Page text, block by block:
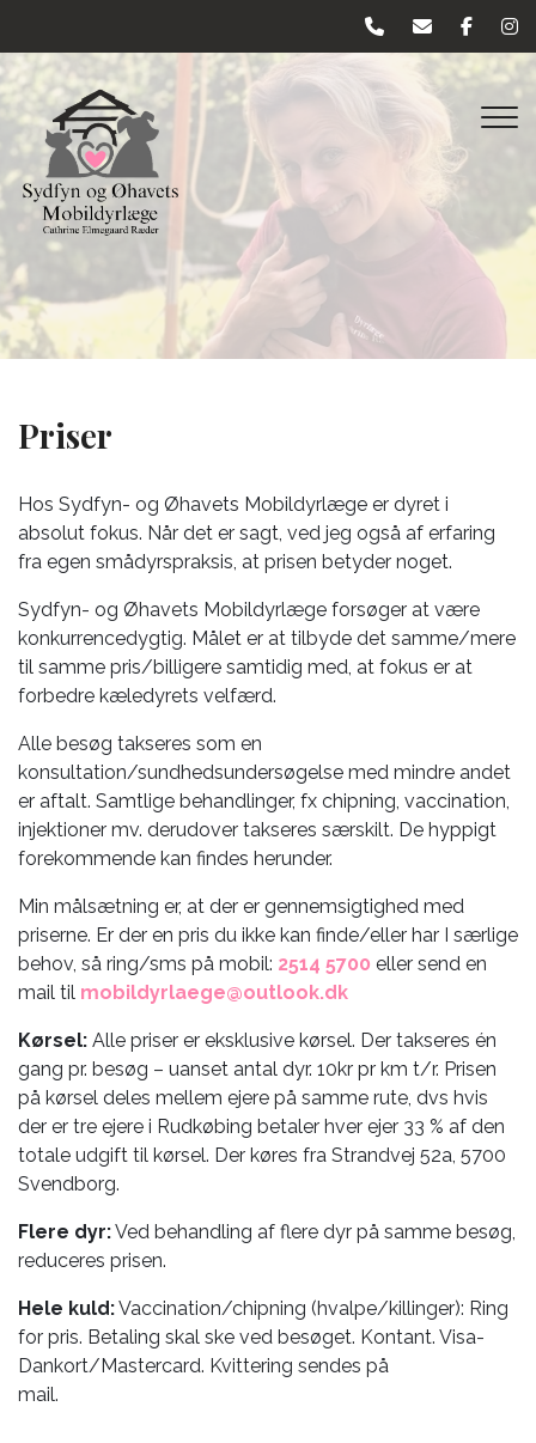
hovedindhold
Priser
Hos Sydfyn- og Øhavets Mobildyrlæge er dyret i
absolut fokus. Når det er sagt, ved jeg også af erfaring
fra egen smådyrspraksis, at prisen betyder noget.
Sydfyn- og Øhavets Mobildyrlæge forsøger at være
konkurrencedygtig. Målet er at tilbyde det samme/mere
til samme pris/billigere samtidig med, at fokus er at
forbedre kæledyrets velfærd.
Alle besøg takseres som en
konsultation/sundhedsundersøgelse med mindre andet
er aftalt. Samtlige behandlinger, fx chipning, vaccination,
injektioner mv. derudover takseres særskilt. De hyppigt
forekommende kan findes herunder.
Min målsætning er, at der er gennemsigtighed med
priserne. Er der en pris du ikke kan finde/eller har I særlige
behov, så ring/sms på mobil: 2514 5700 eller send en
mail til mobildyrlaege@outlook.dk
Kørsel: Alle priser er eksklusive kørsel. Der takseres én
gang pr. besøg – uanset antal dyr. 10kr pr km t/r. Prisen
på kørsel deles mellem ejere på samme rute, dvs hvis
der er tre ejere i Rudkøbing betaler hver ejer 33 % af den
totale udgift til kørsel. Der køres fra Strandvej 52a, 5700
Svendborg.
Flere dyr:Ved behandling af flere dyr på samme besøg,
reduceres prisen.
Hele kuld:Vaccination/chipning (hvalpe/killinger): Ring
for pris. Betaling skal ske ved besøget. Kontant. Visa-
Dankort/Mastercard. Kvittering sendes på
mail.